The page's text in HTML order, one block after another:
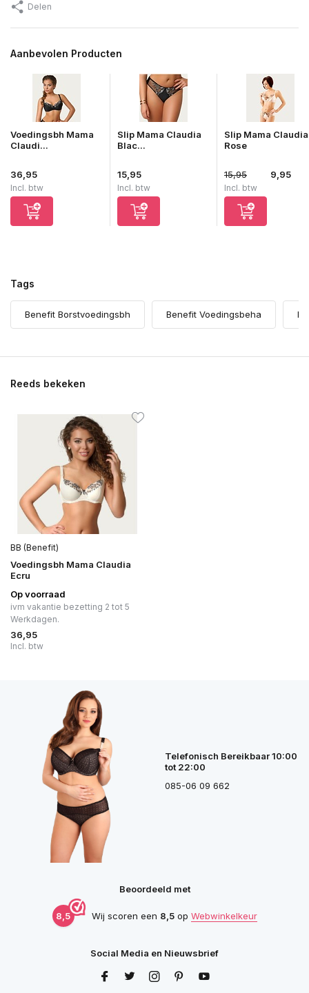
Delen
Aanbevolen Producten
Voedingsbh Mama
Claudi...
36,95
Incl. btw
Slip Mama Claudia
Blac...
15,95
Incl. btw
Slip Mama Claudia
Rose
15,95 9,95
Incl. btw
Tags
Benefit Borstvoedingsbh Benefit Voedingsbeha
Reeds bekeken
BB (Benefit)
Voedingsbh Mama Claudia
Ecru
Op voorraad
ivm vakantie bezetting 2 tot 5
Werkdagen.
36,95
Incl. btw
Telefonisch Bereikbaar 10:00
tot 22:00
085-06 09 662
Beoordeeld met
8,5 Wij scoren een 8,5op Webwinkelkeur
Social Media en Nieuwsbrief